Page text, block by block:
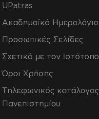
UPatras
Ακαδημαϊκό Ημερολόγιο
Προσωπικές Σελίδες
Σχετικά με τον Ιστότοπο
Όροι Χρήσης
Τηλεφωνικός κατάλογος
Πανεπιστημίου